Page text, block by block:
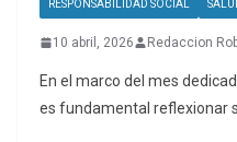
RESPONSABILIDAD SOCIAL
10 abril, 2026 Redaccion
En el marco del mes
es fundamental reflexionar